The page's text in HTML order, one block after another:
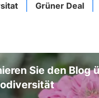
Grüner Deal
Sie den Blog